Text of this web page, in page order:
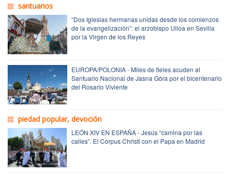
santuarios
“Dos Iglesias hermanas unidas desde los comienzos
de la evangelización”: el arzobispo Ulloa en Sevilla
por la Virgen de los Reyes
EUROPA/POLONIA - Miles de fieles acuden al
Santuario Nacional de Jasna Góra por el bicentenario
del Rosario Viviente
piedad popular, devoción
LEÓN XIV EN ESPAÑA - Jesús “camina por las
calles”. El Corpus Christi con el Papa en Madrid